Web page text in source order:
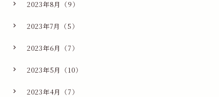
2023年8月（9）
2023年7月（5）
2023年6月（7）
2023年5月（10）
2023年4月（7）